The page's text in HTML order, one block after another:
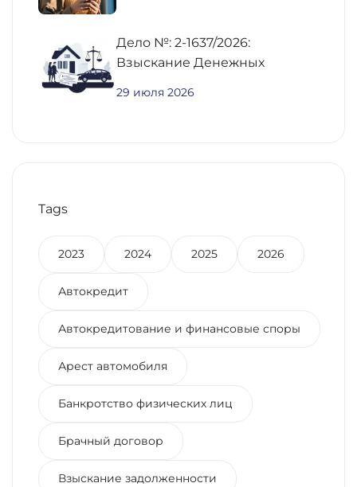
Дело №: 2-1637/2026:
Взыскание Денежных
29 июля 2026
Tags
2023 2024 2025 2026
Автокредит
Автокредитование и финансовые споры
Арест автомобиля
Банкротство физических лиц
Брачный договор
Взыскание задолженности